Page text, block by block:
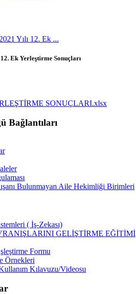
Yılı 12. Ek ...
Ek Yerleştirme Sonuçları
SONUÇLARI.xlsx
Bağlantıları
Bulunmayan Aile Hekimliği Birimleri
( İş-Zekası)
GELİŞTİRME EĞİTİMİ
Formu
Örnekleri
Kılavuzu/Videosu